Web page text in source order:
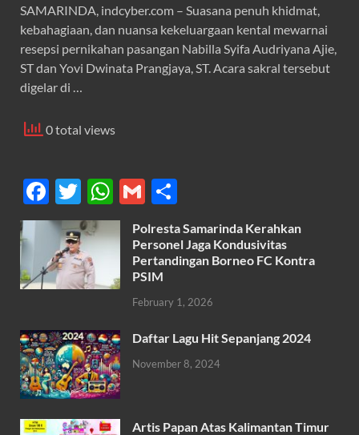
SAMARINDA, indcyber.com – Suasana penuh khidmat,
kebahagiaan, dan nuansa kekeluargaan kental mewarnai
resepsi pernikahan pasangan Nabilla Syifa Audriyana Ajie,
ST dan Yovi Dwinata Prangjaya, ST. Acara sakral tersebut
digelar di …
0 total views
F
ac
e
b
o
k
T
w
itt
er
W
h
at
s
A
p
G
m
ail
h
ar
e
Polresta Samarinda Kerahkan
Personel Jaga Kondusivitas
Pertandingan Borneo FC Kontra
PSIM
February 1, 2026
Daftar Lagu Hit Sepanjang 2024
November 8, 2024
Artis Papan Atas Kalimantan Timur